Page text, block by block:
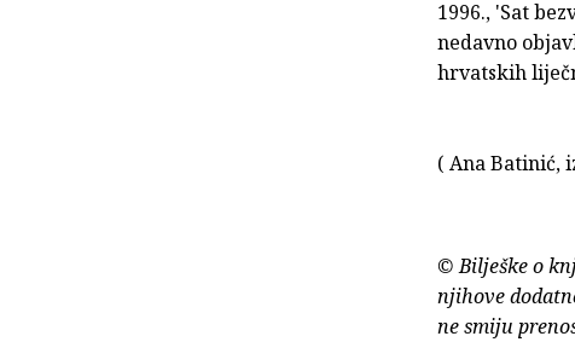
1996., 'Sat
nedavno
hrvatskih
( Ana Batinić,
© Bilješke o
njihove
ne smiju